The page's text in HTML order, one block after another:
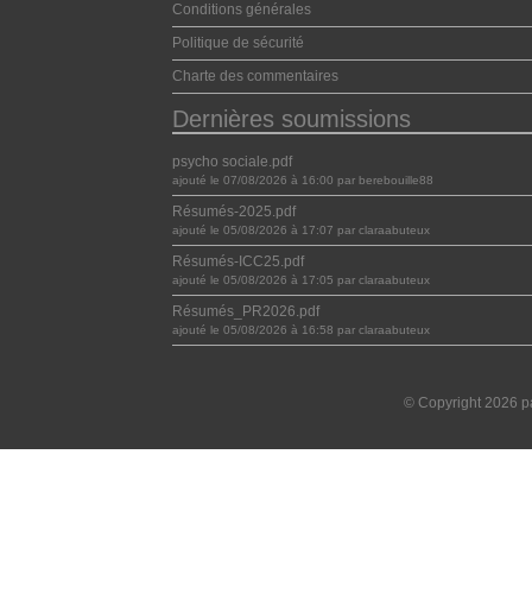
Conditions générales
Politique de sécurité
Charte des commentaires
Dernières soumissions
psycho sociale.pdf
ajouté le 07/08/2026 à 16:00 par berebouille88
Résumés-2025.pdf
ajouté le 05/08/2026 à 17:07 par claraabuteux
Résumés-ICC25.pdf
ajouté le 05/08/2026 à 17:05 par claraabuteux
Résumés_PR2026.pdf
ajouté le 05/08/2026 à 16:58 par claraabuteux
© Copyright 2026